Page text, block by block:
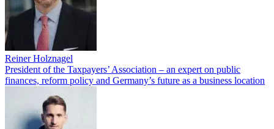
Reiner Holznagel
President of the Taxpayers’ Association – an expert on public
finances, reform policy and Germany’s future as a business location